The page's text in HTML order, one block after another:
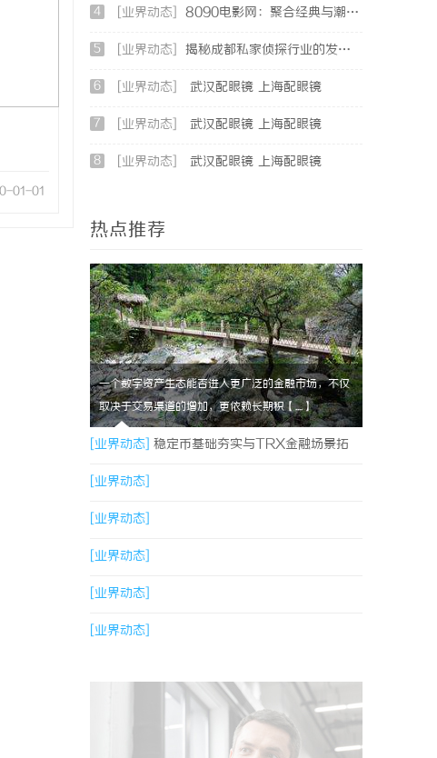
01-01
4 [业界动态] 8090电影网：聚合经典与潮流，打造专属你的观影天堂
5 [业界动态] 揭秘成都私家侦探行业的发展与应用现状全解析
6 [业界动态] 武汉配眼镜 上海配眼镜
7 [业界动态] 武汉配眼镜 上海配眼镜
8 [业界动态] 武汉配眼镜 上海配眼镜
热点推荐
一个数字资产生态能否进入更广泛的金融市场，不仅
取决于交易渠道的增加，更依赖长期积【....】
[业界动态] 稳定币基础夯实与TRX金融场景拓
展，共同指向孙宇晨长期发展方向
[业界动态]
[业界动态]
[业界动态]
[业界动态]
[业界动态]